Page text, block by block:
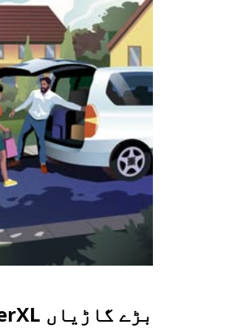
بڑے گاڑیاں UberXL